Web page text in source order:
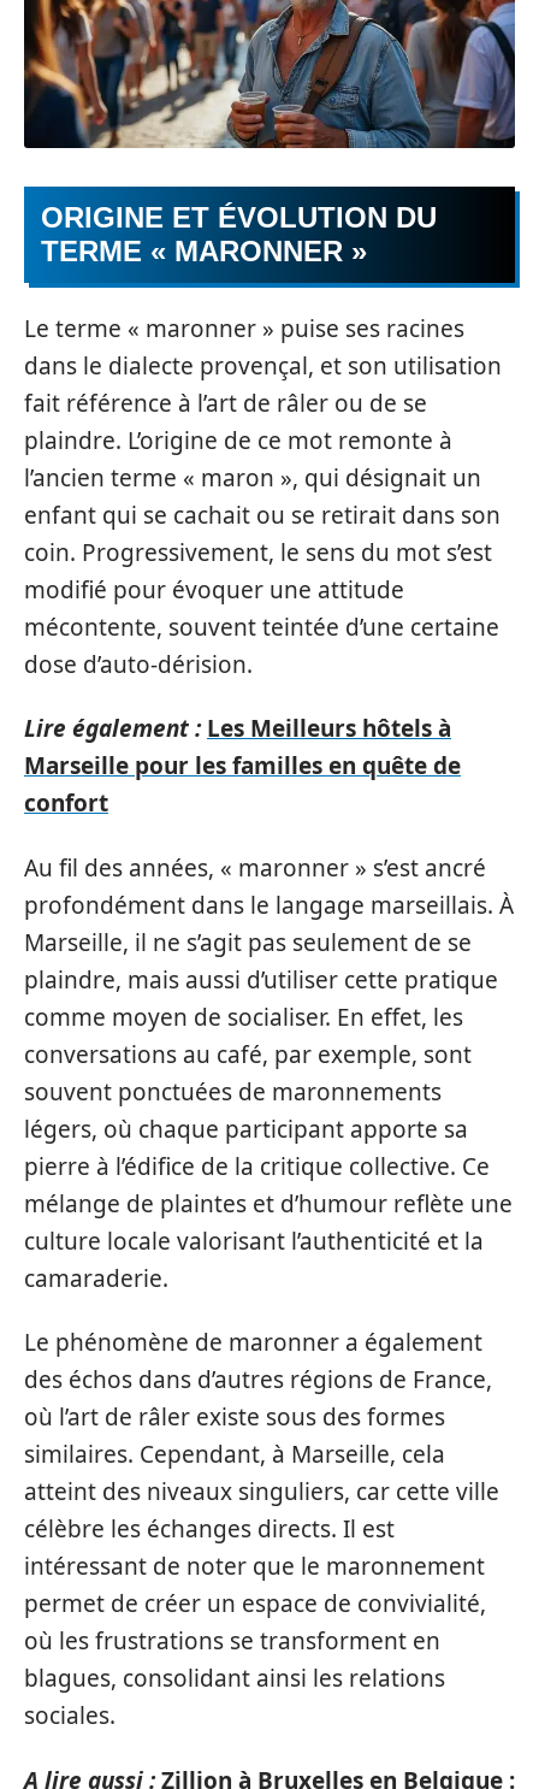
ORIGINE ET ÉVOLUTION DU
TERME « MARONNER »
Le terme « maronner » puise ses racines
dans le dialecte provençal, et son utilisation
fait référence à l’art de râler ou de se
plaindre. L’origine de ce mot remonte à
l’ancien terme « maron », qui désignait un
enfant qui se cachait ou se retirait dans son
coin. Progressivement, le sens du mot s’est
modifié pour évoquer une attitude
mécontente, souvent teintée d’une certaine
dose d’auto-dérision.
Lire également : Les Meilleurs hôtels à
Marseille pour les familles en quête de
confort
Au fil des années, « maronner » s’est ancré
profondément dans le langage marseillais. À
Marseille, il ne s’agit pas seulement de se
plaindre, mais aussi d’utiliser cette pratique
comme moyen de socialiser. En effet, les
conversations au café, par exemple, sont
souvent ponctuées de maronnements
légers, où chaque participant apporte sa
pierre à l’édifice de la critique collective. Ce
mélange de plaintes et d’humour reflète une
culture locale valorisant l’authenticité et la
camaraderie.
Le phénomène de maronner a également
des échos dans d’autres régions de France,
où l’art de râler existe sous des formes
similaires. Cependant, à Marseille, cela
atteint des niveaux singuliers, car cette ville
célèbre les échanges directs. Il est
intéressant de noter que le maronnement
permet de créer un espace de convivialité,
où les frustrations se transforment en
blagues, consolidant ainsi les relations
sociales.
A lire aussi :Zillion à Bruxelles en Belgique :